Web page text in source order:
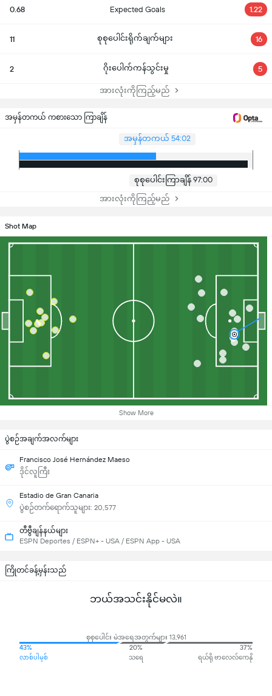
0.68 Expected Goals 1.22
11 စုစုပေါင်းရိုက်ချက်များ 16
2 ဂိုးပေါက်ကန်သွင်းမှု 5
အားလုံးကိုကြည့်မည်
အမှန်တကယ် ကစားသော ကြာချိန်
အမှန်တကယ် 54:02
စုစုပေါင်းကြာချိန် 97:00
အားလုံးကိုကြည့်မည်
Shot Map
Show More
ပွဲစဉ်အချက်အလက်များ
Francisco José Hernández Maeso
ဒိုင်လူကြီး
Estadio de Gran Canaria
ပွဲစဉ်တက်ရောက်သူများ: 20,577
တီဗွီချန်နယ်များ
ESPN Deportes / ESPN+ - USA / ESPN App - USA
ကြိုတင်ခန့်မှန်းသည်
ဘယ်အသင်းနိုင်မလဲ။
စုစုပေါင်း မဲအရေအတွက်များ 13,961
43%
လာစ်ပါမ့စ်
20%
သရေ
37%
ရယ်ရို ဗာလေလ်ကေနို